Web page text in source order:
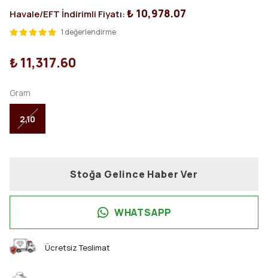
Havale/EFT İndirimli Fiyatı:₺ 10,978.07
1 değerlendirme
₺ 11,317.60
Gram
2,10
Stoğa Gelince Haber Ver
WHATSAPP
Ücretsiz Teslimat